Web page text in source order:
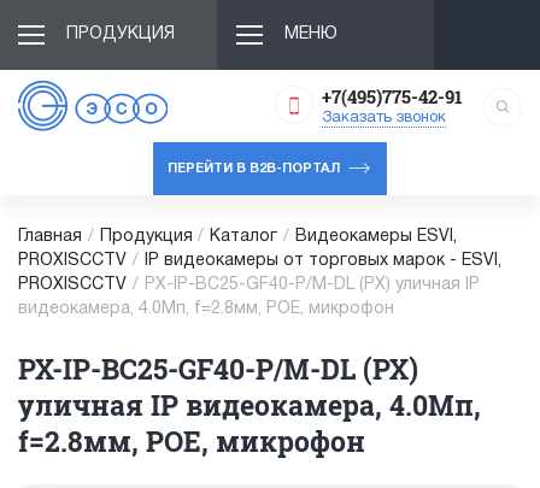
ПРОДУКЦИЯ МЕНЮ
+7(495)775-42-91
Заказать звонок
ПЕРЕЙТИ В B2B-ПОРТАЛ
Главная / Продукция / Каталог /
Видеокамеры ESVI,
PROXISCCTV /
IP видеокамеры от торговых марок - ESVI,
PROXISCCTV /
PX-IP-BC25-GF40-P/M-DL (PX) уличная IP
видеокамера, 4.0Мп, f=2.8мм, POE, микрофон
PX-IP-BC25-GF40-P/M-DL (PX)
уличная IP видеокамера, 4.0Мп,
f=2.8мм, POE, микрофон